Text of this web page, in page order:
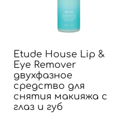
Etude House Lip &
Eye Remover
двухфазное
средство для
снятия макияжа с
глаз и губ